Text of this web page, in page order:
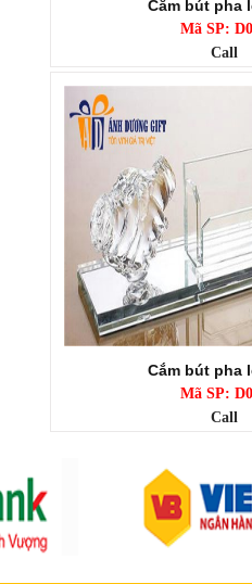
Cắm bút pha
Mã SP:
Call
Cắm bút pha
Mã SP:
Call